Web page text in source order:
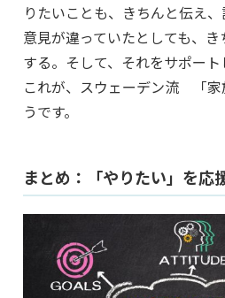
りたいことも、きちんと伝え、
意見が違っていたとしても、
する。そして、それをサポート
これが、スウェーデン流 「家
うです。
まとめ：「やりたい」を応